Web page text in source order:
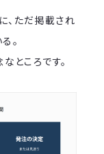
、ただ掲載され
。
ところです。